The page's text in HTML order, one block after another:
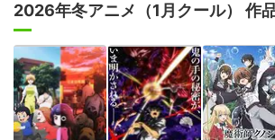
2026年冬アニメ（1月クール） 作